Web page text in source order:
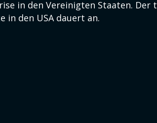
in den Vereinigten Staaten. Der
in den USA dauert an.